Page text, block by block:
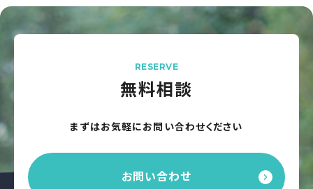
RESERVE
無料相談
まずはお気軽にお問い合わせください
お問い合わせ